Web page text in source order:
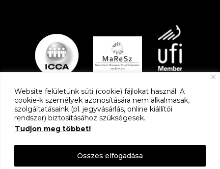
Website felületünk süti (cookie) fájlokat használ. A
cookie-k személyek azonosítására nem alkalmasak,
szolgáltatásaink (pl. jegyvásárlás, online kiállítói
rendszer) biztosításához szükségesek.
Tudjon meg többet!
Összes elfogadása
PARTNEREK